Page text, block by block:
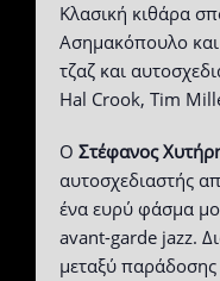
Κλασική κιθάρα
Ασημακόπουλο
τζαζ και
Hal Crook, Tim
Ο Στέφανος
αυτοσχεδιαστής
ένα ευρύ φάσμα
avant-garde jazz.
μεταξύ παράδοσης